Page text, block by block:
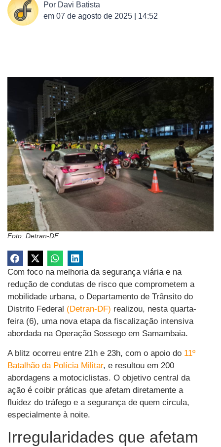
Por Davi Batista
em 07 de agosto de 2025 | 14:52
Foto: Detran-DF
Com foco na melhoria da segurança viária e na
redução de condutas de risco que comprometem a
mobilidade urbana, o Departamento de Trânsito do
Distrito Federal (Detran-DF) realizou, nesta quarta-
feira (6), uma nova etapa da fiscalização intensiva
abordada na Operação Sossego em Samambaia.
A blitz ocorreu entre 21h e 23h, com o apoio do 11º
Batalhão da Polícia Militar, e resultou em 200
abordagens a motociclistas. O objetivo central da
ação é coibir práticas que afetam diretamente a
fluidez do tráfego e a segurança de quem circula,
especialmente à noite.
Irregularidades que afetam